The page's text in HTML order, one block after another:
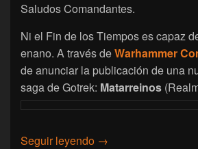
Saludos Comandantes.
Ni el Fin de los Tiempos es capaz
enano. A través deWarhammer
de anunciar la publicación de una
saga de Gotrek: Matarreinos
Seguir leyendo [No solo minis/
→